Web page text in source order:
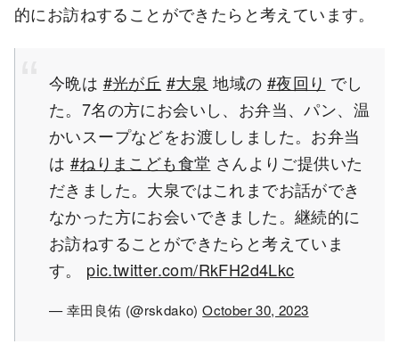
的にお訪ねすることができたらと考えています。
今晩は #光が丘 #大泉 地域の #夜回り でし
た。7名の方にお会いし、お弁当、パン、温
かいスープなどをお渡ししました。お弁当
は #ねりまこども食堂 さんよりご提供いた
だきました。大泉ではこれまでお話ができ
なかった方にお会いできました。継続的に
お訪ねすることができたらと考えていま
す。 pic.twitter.com/RkFH2d4Lkc
— 幸田良佑 (@rskdako)October 30, 2023